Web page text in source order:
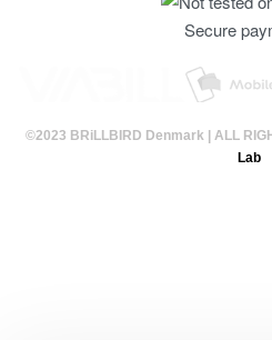
Secure
©2023 BRiLLBIRD Denmark | ALL
Lab